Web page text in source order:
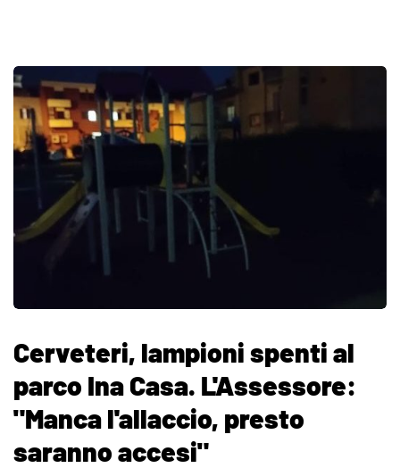
Cerveteri, lampioni spenti al
parco Ina Casa. L'Assessore:
"Manca l'allaccio, presto
saranno accesi"